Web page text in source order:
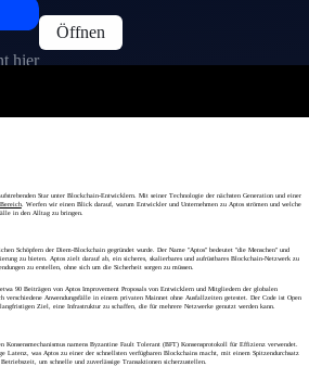
hier
Öffnen
Star unter Blockchain-Entwicklern. Mit seiner Technologie der nächsten Generation und einer
. Werfen wir einen Blick darauf, warum Entwickler und Unternehmen zu Aptos strömen und welche
in den Alltag zu bringen.
Schöpfern der Diem-Blockchain gegründet wurde. Der Name "Aptos" bedeutet "die Menschen" und
zu bieten. Aptos zielt darauf ab, ein sicheres, skalierbares und aufrüstbares Blockchain-Netzwerk zu
zu erstellen, ohne sich um die Sicherheit sorgen zu müssen.
90 Beiträgen von Aptos Improvement Proposals von Entwicklern und Mitgliedern der globalen
verschiedene Anwendungsfälle in einem privaten Mainnet ohne Ausfallzeiten getestet. Der Code ist Open
Ziel, eine Infrastruktur zu schaffen, die für mehrere Netzwerke genutzt werden kann.
namens Byzantine Fault Tolerant (BFT) Konsensprotokoll für Effizienz verwendet.
Latenz, was Aptos zu einer der schnellsten verfügbaren Blockchains macht, mit einem Spitzendurchsatz
um schnelle und zuverlässige Transaktionen sicherzustellen.